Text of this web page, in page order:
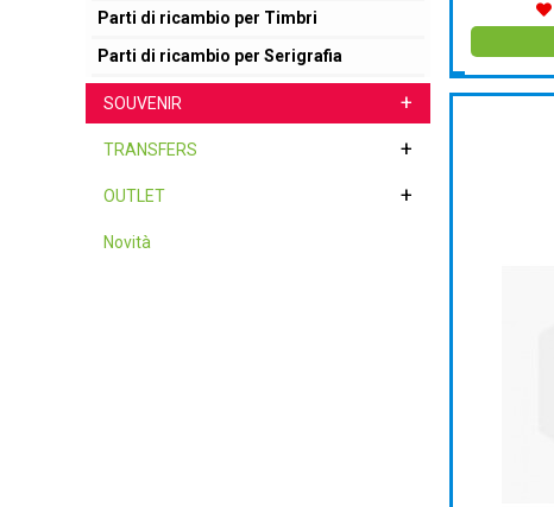
Parti di ricambio per Timbri
Parti di ricambio per Serigrafia
SOUVENIR +
TRANSFERS +
OUTLET +
Novità